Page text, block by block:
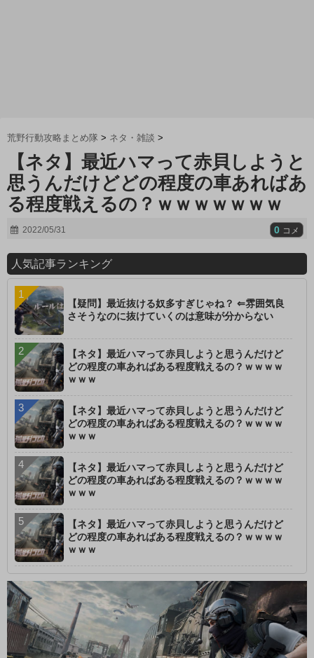
荒野行動攻略まとめ隊 > ネタ・雑談 >
【ネタ】最近ハマって赤貝しようと
思うんだけどどの程度の車あればあ
る程度戦えるの？ｗｗｗｗｗｗｗ
2022/05/31 0 コメ
人気記事ランキング
【疑問】最近抜ける奴多すぎじゃね？ ⇐雰囲気良
さそうなのに抜けていくのは意味が分からない
【ネタ】最近ハマって赤貝しようと思うんだけど
どの程度の車あればある程度戦えるの？ｗｗｗｗ
ｗｗｗ
【ネタ】最近ハマって赤貝しようと思うんだけど
どの程度の車あればある程度戦えるの？ｗｗｗｗ
ｗｗｗ
【ネタ】最近ハマって赤貝しようと思うんだけど
どの程度の車あればある程度戦えるの？ｗｗｗｗ
ｗｗｗ
【ネタ】最近ハマって赤貝しようと思うんだけど
どの程度の車あればある程度戦えるの？ｗｗｗｗ
ｗｗｗ